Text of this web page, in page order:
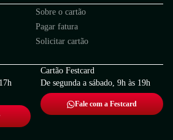
Sobre o cartão
Pagar fatura
Solicitar cartão
Cartão Festcard
De segunda a sábado, 9h às 19h
Fale com a Festcard